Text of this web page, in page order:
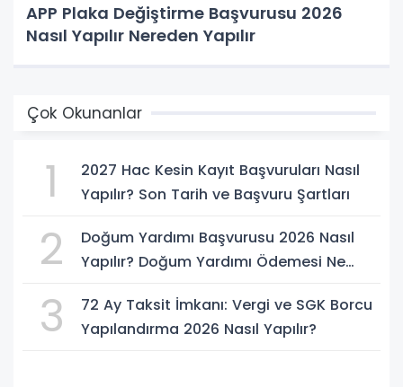
APP Plaka Değiştirme Başvurusu 2026
Nasıl Yapılır Nereden Yapılır
Çok Okunanlar
1
2027 Hac Kesin Kayıt Başvuruları Nasıl
Yapılır? Son Tarih ve Başvuru Şartları
2
Doğum Yardımı Başvurusu 2026 Nasıl
Yapılır? Doğum Yardımı Ödemesi Ne
3
72 Ay Taksit İmkanı: Vergi ve SGK Borcu
Yapılandırma 2026 Nasıl Yapılır?